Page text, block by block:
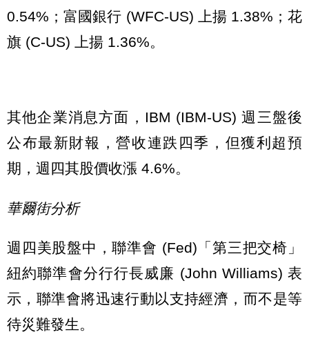
0.54%；富國銀行 (WFC-US) 上揚 1.38%；花
旗 (C-US) 上揚 1.36%。
其他企業消息方面，IBM (IBM-US) 週三盤後
公布最新財報，營收連跌四季，但獲利超預
期，週四其股價收漲 4.6%。
華爾街分析
週四美股盤中，聯準會 (Fed)「第三把交椅」
紐約聯準會分行行長威廉 (John Williams) 表
示，聯準會將迅速行動以支持經濟，而不是等
待災難發生。